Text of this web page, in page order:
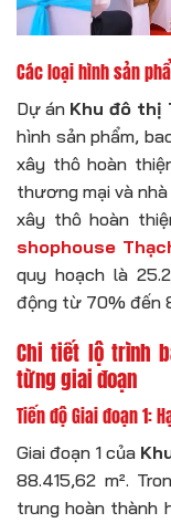
Các loại hình sản
Dự án Khu đô thị
hình sản phẩm,
xây thô hoàn
thương mại và nhà
xây thô hoàn
shophouse
quy hoạch là
động từ 70% đến
Chi tiết lộ trình
từng giai đoạn
Tiến độ Giai đoạn 1:
Giai đoạn 1 của
88.415,62 m².
trung hoàn thành